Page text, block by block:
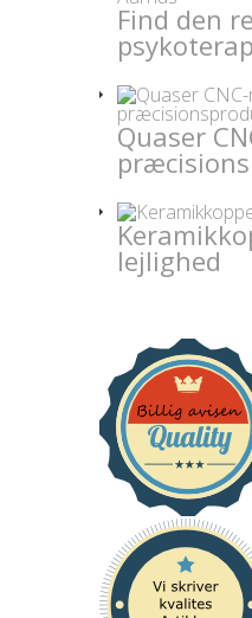
Find den
Quaser
lejlighed